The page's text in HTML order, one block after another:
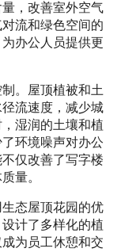
，改善室外空气
流和绿色空间的
办公人员提供更
。屋顶植被和土
流速度，减少城
湿润的土壤和植
环境噪声对办公
仅改善了写字楼
量。
态屋顶花园的优
计了多样化的植
为员工休憩和交